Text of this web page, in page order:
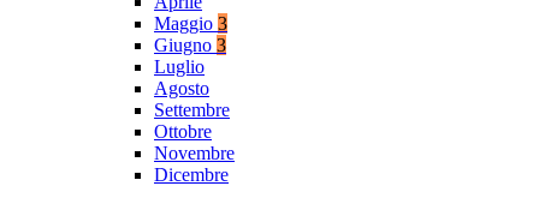
Maggio 3
Giugno 3
Luglio
Agosto
Settembre
Ottobre
Novembre
Dicembre